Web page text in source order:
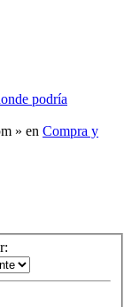
podría
» en Compra y